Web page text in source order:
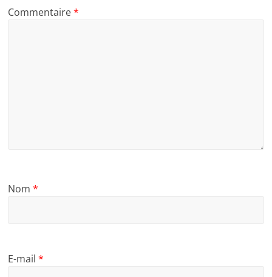
Commentaire*
Nom*
E-mail*